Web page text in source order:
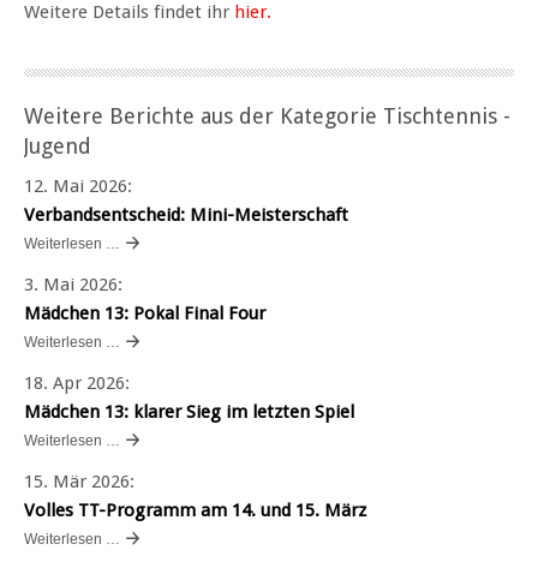
Weitere Details findet ihr hier.
Weitere Berichte aus der Kategorie Tischtennis -
Jugend
12. Mai 2026:
Verbandsentscheid: Mini-Meisterschaft
Weiterlesen …
3. Mai 2026:
Mädchen 13: Pokal Final Four
Weiterlesen …
18. Apr 2026:
Mädchen 13: klarer Sieg im letzten Spiel
Weiterlesen …
15. Mär 2026:
Volles TT-Programm am 14. und 15. März
Weiterlesen …